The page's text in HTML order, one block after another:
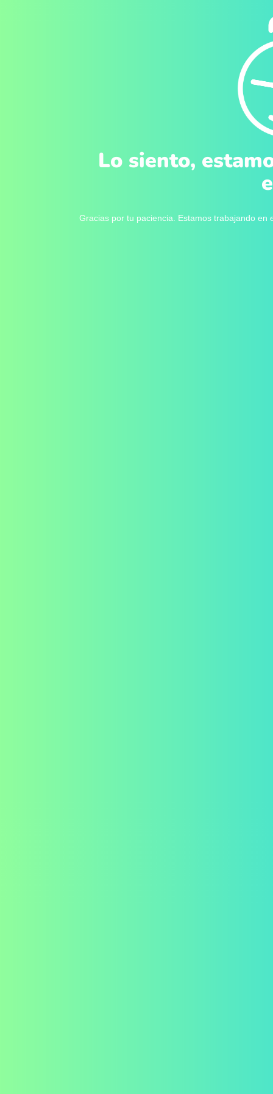
Lo siento,
Gracias por tu paciencia. Estamos trabajando en